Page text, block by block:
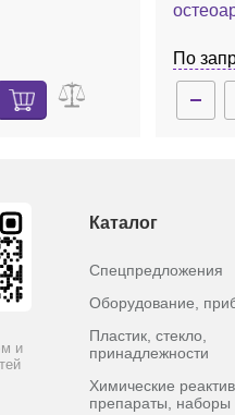
По
и
Каталог
Спецпредложения
Оборудование,
Пластик, стекло,
принадлежности
Химические
препараты, наборы